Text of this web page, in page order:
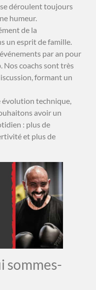
se déroulent toujours
humeur.
de la
un esprit de famille.
par an pour
Nos coachs sont très
formant un
technique,
avoir un
: plus de
et plus de
sommes-